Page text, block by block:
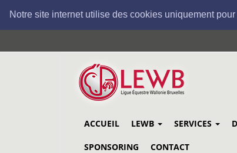
Notre site internet utilise des cookies uniquement
au
ACCUEIL LEWB SERVICES
SPONSORING CONTACT